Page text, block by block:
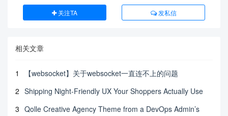
关注TA 发私信
相关文章
1
【websocket】关于websocket一直连不上的问题
2 Shipping Night-Friendly UX Your Shoppers Actually Use
3 Qolle Creative Agency Theme from a DevOps Admin’s